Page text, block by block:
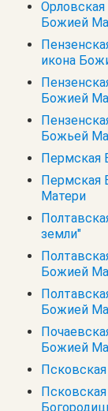
Орловская
Божией
икона
Божией
Божьей
Пермская
Пермская
Матери
земли"
Божией
Божией
Божией